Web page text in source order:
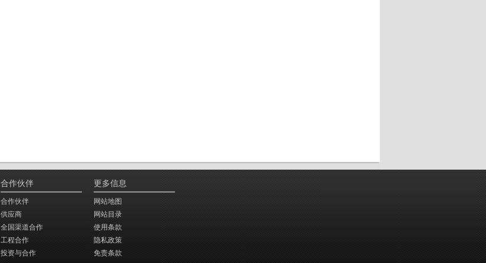
合作伙伴
合作伙伴
供应商
全国渠道合作
工程合作
投资与合作
更多信息
网站地图
网站目录
使用条款
隐私政策
免责条款